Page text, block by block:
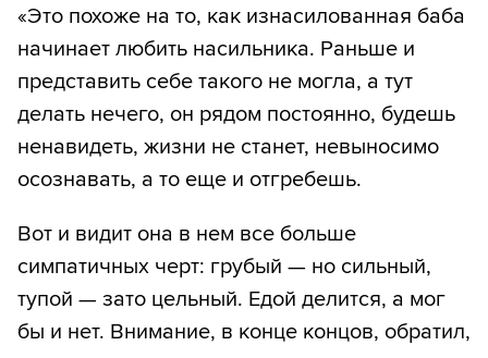
«Это похоже на то, как изнасилованная баба
начинает любить насильника. Раньше и
представить себе такого не могла, а тут
делать нечего, он рядом постоянно, будешь
ненавидеть, жизни не станет, невыносимо
осознавать, а то еще и отгребешь.
Вот и видит она в нем все больше
симпатичных черт: грубый — но сильный,
тупой — зато цельный. Едой делится, а мог
бы и нет. Внимание, в конце концов, обратил,